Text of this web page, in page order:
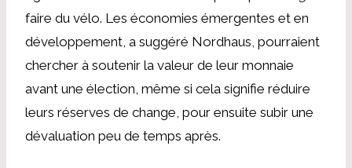
faire du vélo. Les économies émergentes et en
développement, a suggéré Nordhaus, pourraient
chercher à soutenir la valeur de leur monnaie
avant une élection, même si cela signifie réduire
leurs réserves de change, pour ensuite subir une
dévaluation peu de temps après.